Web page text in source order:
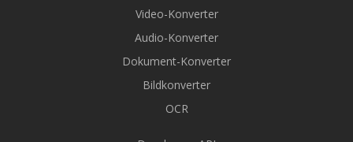
Video-Konverter
Audio-Konverter
Dokument-Konverter
Bildkonverter
OCR